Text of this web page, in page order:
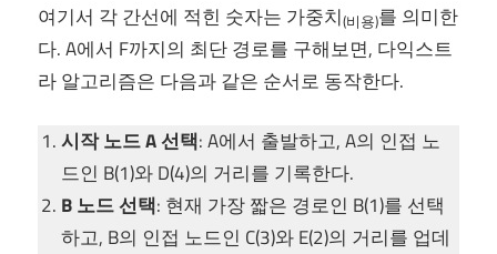
여기서 각 간선에 적힌 숫자는 가중치(비용)를 의미한
다. A에서 F까지의 최단 경로를 구해보면, 다익스트
라 알고리즘은 다음과 같은 순서로 동작한다.
시작 노드 A 선택: A에서 출발하고, A의 인접 노
드인 B(1)와 D(4)의 거리를 기록한다.
B 노드 선택: 현재 가장 짧은 경로인 B(1)를 선택
하고, B의 인접 노드인 C(3)와 E(2)의 거리를 업데